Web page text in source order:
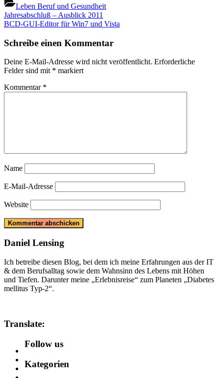
Leben Beruf und Gesundheit
Beitragsnavigation
Previous
Post:
Jahresabschluß – Ausblick 2011
Next
BCD-GUI-Editor für Win7 und Vista
Schreibe einen Kommentar
Deine E-Mail-Adresse wird nicht veröffentlicht. Erforderliche
Felder sind mit * markiert
Kommentar *
Name
E-Mail-Adresse
Website
Daniel Lensing
Ich betreibe diesen Blog, bei dem ich meine Erfahrungen aus der IT
& dem Berufsalltag sowie dem Wahnsinn des Lebens mit Höhen
und Tiefen. Darunter meine „Erlebnisreise“ zum Planeten „Diabetes
mellitus Typ-2“.
Translate:
Follow us
Kategorien